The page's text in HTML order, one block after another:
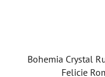
Bohemia Crystal
Felicie